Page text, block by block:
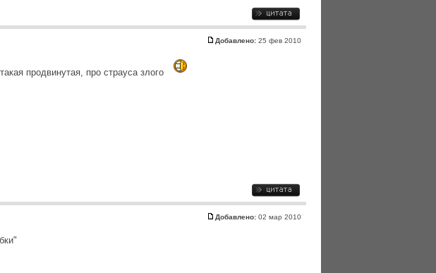
Добавлено: 25 фев 2010
продвинутая, про страуса злого
Добавлено: 02 мар 2010